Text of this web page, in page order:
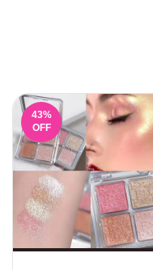
43%
OFF